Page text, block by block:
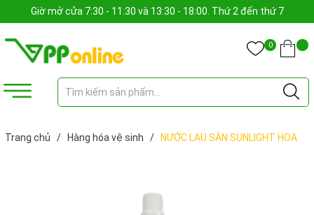
Giờ mở cửa 7:30 - 11:30 và 13:30 - 18:00. Thứ 2 đến thứ 7
0
Trang chủ / Hàng hóa vệ sinh /
NƯỚC LAU SÀN SUNLIGHT HOA